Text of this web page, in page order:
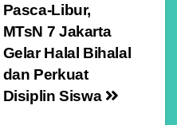
Pasca-Libur,
MTsN 7 Jakarta
Gelar Halal Bihalal
dan Perkuat
Disiplin Siswa